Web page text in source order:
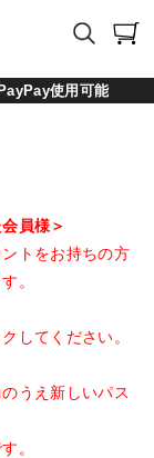
使用可能
員様＞
トをお持ちの方
。
してください。
うえ新しいパス
。